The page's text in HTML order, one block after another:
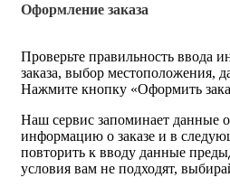
Оформление заказа
Проверьте правильность ввода
заказа, выбор местоположения,
Нажмите кнопку «Оформить
Наш сервис запоминает данные о
информацию о заказе и в
повторить к вводу данные
условия вам не подходят,